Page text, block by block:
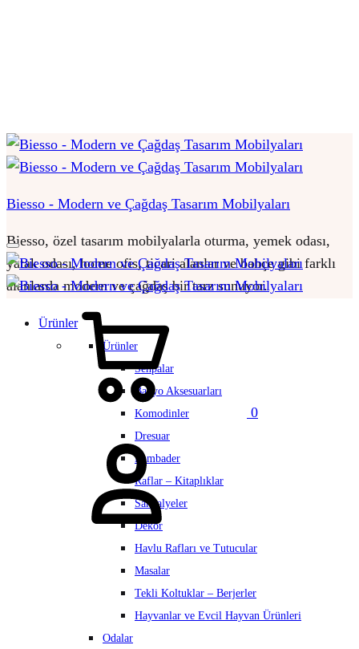
Biesso - Modern ve Çağdaş Tasarım Mobilyaları
Biesso, özel tasarım mobilyalarla oturma, yemek odası,
yatak odası, home ofis, ticari alanlar ve bahçe gibi farklı
alanlarda modern ve çağdaş bir tarz sunuyor.
Ürünler
Ürünler
Sehpalar
Banyo Aksesuarları
Komodinler
Dresuar
Lambader
Raflar – Kitaplıklar
Sandalyeler
Dekor
Havlu Rafları ve Tutucular
Masalar
Tekli Koltuklar – Berjerler
Hayvanlar ve Evcil Hayvan Ürünleri
Odalar
0